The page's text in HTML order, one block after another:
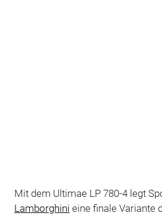
Mit dem Ultimae LP 780-4 legt
Lamborghini eine finale Variante